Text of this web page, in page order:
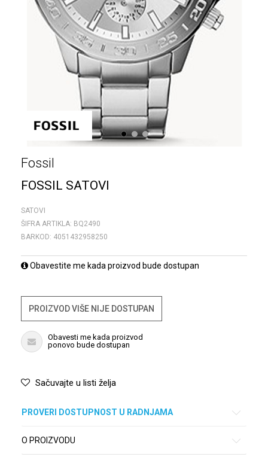
1 2 3
Fossil
FOSSIL SATOVI
SATOVI
ŠIFRA ARTIKLA: BQ2490
BARKOD: 4051432958250
Obavestite me kada proizvod bude dostupan
PROIZVOD VIŠE NIJE DOSTUPAN
Obavesti me kada proizvod
ponovo bude dostupan
Sačuvajte u listi želja
PROVERI DOSTUPNOST U RADNJAMA
O PROIZVODU